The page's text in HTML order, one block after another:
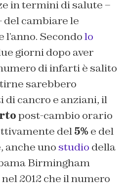
in termini di salute –
del cambiare le
Secondolo
giorni dopo aver
di infarti è salito
sarebbero
cancro e anziani, il
post-cambio orario
del5% e del
anche uno studio della
Birmingham
2012 che il numero